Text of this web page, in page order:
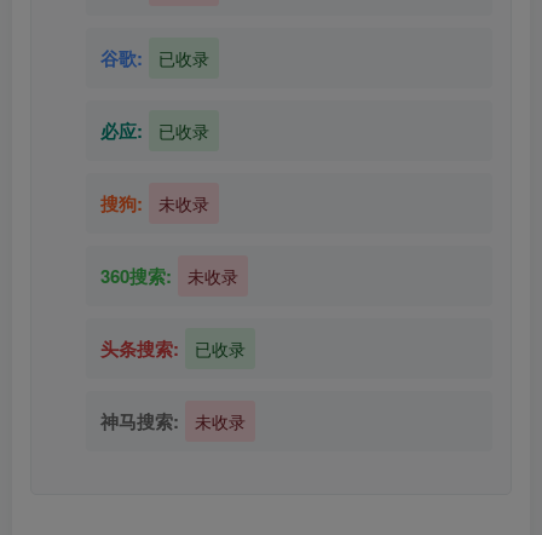
谷歌: 已收录
必应: 已收录
搜狗: 未收录
360搜索: 未收录
头条搜索: 已收录
神马搜索: 未收录